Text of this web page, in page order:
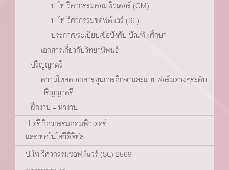
ป.โท วิศวกรรมคอมพิวเตอร์ (CM)
ป.โท วิศวกรรมซอฟต์แวร์ (SE)
ประกาศ/ระเบียบ/ข้อบังคับ บัณฑิตศึกษา
เอกสารเกี่ยวกับวิทยานิพนธ์
ปริญญาตรี
ดาวน์โหลดเอกสารทุนการศึกษาและแบบฟอร์มต่างๆระดับ
ปริญญาตรี
ฝึกงาน – หางาน
ป.ตรี วิศวกรรมคอมพิวเตอร์
และเทคโนโลยีดิจิทัล
ป.โท วิศวกรรมซอฟต์แวร์ (SE) 2569